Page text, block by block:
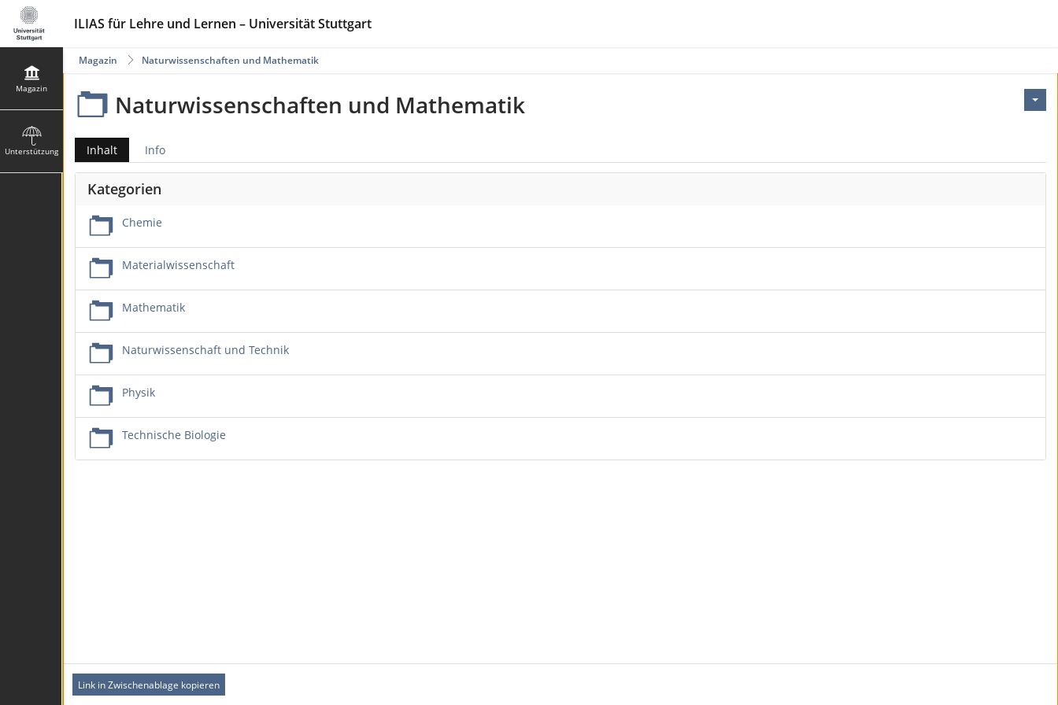
ILIAS für Lehre und Lernen – Universität Stuttgart
Magazin
Unterstützung
Naturwissenschaften und Mathematik
Magazin
Naturwissenschaften und Mathematik
Inhalt Info
Kategorien
Chemie
Materialwissenschaft
Mathematik
Naturwissenschaft und Technik
Physik
Technische Biologie
Link in Zwischenablage kopieren